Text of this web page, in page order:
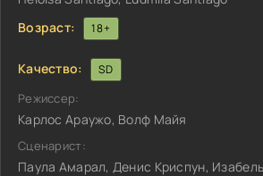
Возраст:
18+
Качество: SD
Режиссер:
Карлос Араужо, Волф Майя
Сценарист:
Паула Амарал, Денис Криспун,